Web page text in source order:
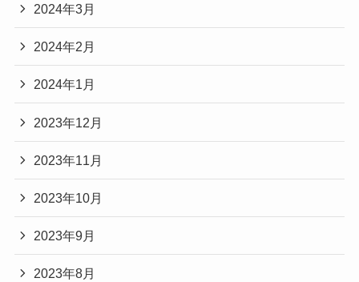
2024年3月
2024年2月
2024年1月
2023年12月
2023年11月
2023年10月
2023年9月
2023年8月